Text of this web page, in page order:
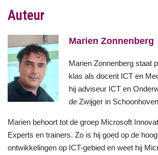
Auteur
Marien Zonnenberg
Marien Zonnenberg staat
klas als docent ICT en
hij adviseur ICT en
de Zwijger in
Marien behoort tot de groep Microsoft
Experts en trainers. Zo is hij goed op de
ontwikkelingen op ICT-gebied en weet hij